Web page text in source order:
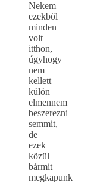
Nekem
ezekből
minden
volt
itthon,
úgyhogy
nem
kellett
külön
elmennem
beszerezni
semmit,
de
ezek
közül
bármit
megkapunk